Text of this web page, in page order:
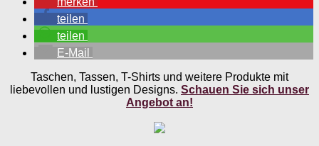
teilen
teilen
E-Mail
Taschen, Tassen, T-Shirts und weitere Produkte mit
liebevollen und lustigen Designs. Schauen Sie sich unser
Angebot an!